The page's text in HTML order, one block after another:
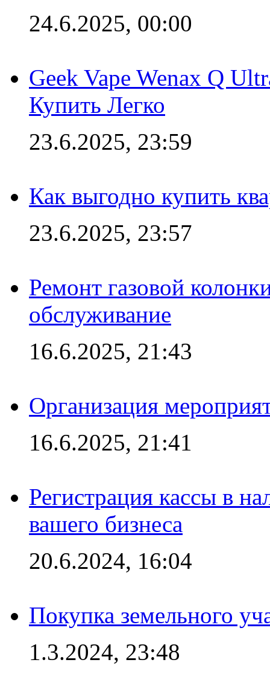
24.6.2025, 00:00
Geek Vape Wenax Q
Купить Легко
23.6.2025, 23:59
Как выгодно купить
23.6.2025, 23:57
Ремонт газовой
обслуживание
16.6.2025, 21:43
Организация
16.6.2025, 21:41
Регистрация кассы в
вашего бизнеса
20.6.2024, 16:04
Покупка земельного
1.3.2024, 23:48